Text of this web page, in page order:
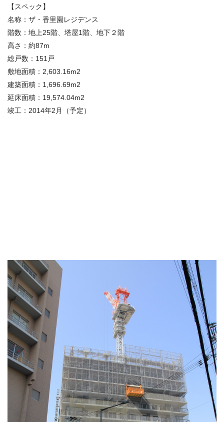
【スペック】
名称：ザ・香里園レジデンス
階数：地上25階、塔屋1階、地下２階
高さ：約87m
総戸数：151戸
敷地面積：2,603.16m2
建築面積：1,696.69m2
延床面積：19,574.04m2
竣工：2014年2月（予定）